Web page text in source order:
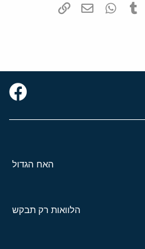
Pinterest
Tumblr
WhatsAppדואר אלקטרוני
האח הגדול
הלוואות רק תבקש